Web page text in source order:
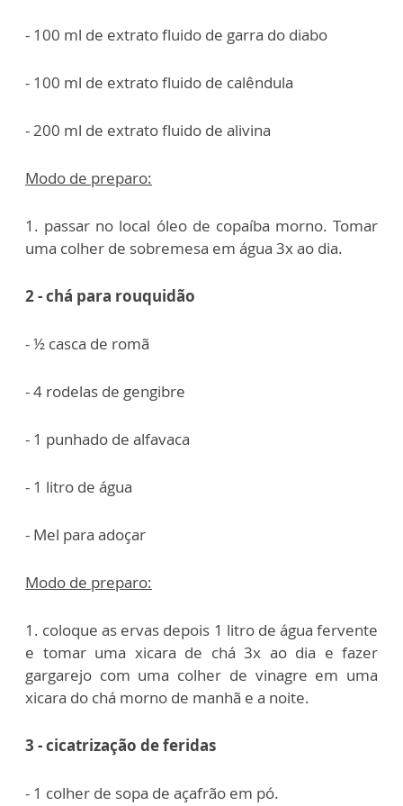
- 100 ml de extrato fluido de garra do diabo
- 100 ml de extrato fluido de calêndula
- 200 ml de extrato fluido de alivina
Modo de preparo:
1. passar no local óleo de copaíba morno. Tomar
uma colher de sobremesa em água 3x ao dia.
2 - chá para rouquidão
- ½ casca de romã
- 4 rodelas de gengibre
- 1 punhado de alfavaca
- 1 litro de água
- Mel para adoçar
Modo de preparo:
1. coloque as ervas depois 1 litro de água fervente
e tomar uma xicara de chá 3x ao dia e fazer
gargarejo com uma colher de vinagre em uma
xicara do chá morno de manhã e a noite.
3 - cicatrização de feridas
- 1 colher de sopa de açafrão em pó.